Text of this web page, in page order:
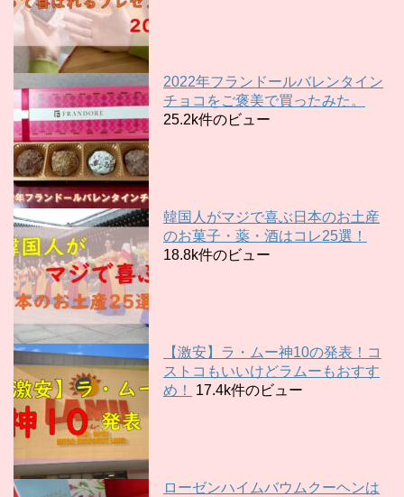
2022年フランドールバレンタイン
チョコをご褒美で買ったみた。
25.2k件のビュー
韓国人がマジで喜ぶ日本のお土産
のお菓子・薬・酒はコレ25選！
18.8k件のビュー
【激安】ラ・ムー神10の発表！コ
ストコもいいけどラムーもおすす
め！
17.4k件のビュー
ローゼンハイムバウムクーヘンは